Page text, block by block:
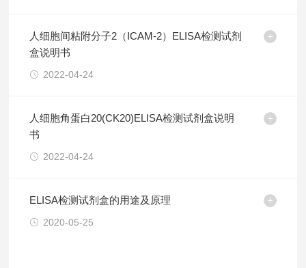
人细胞间粘附分子2（ICAM-2）ELISA检测试剂
盒说明书
2022-04-24
人细胞角蛋白20(CK20)ELISA检测试剂盒说明
书
2022-04-24
ELISA检测试剂盒的用途及原理
2020-05-25